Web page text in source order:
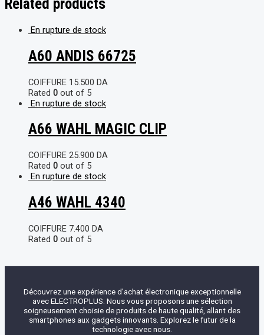
Related products
En rupture de stock
A60 ANDIS 66725
COIFFURE 15.500 DA
Rated 0 out of 5
En rupture de stock
A66 WAHL MAGIC CLIP
COIFFURE 25.900 DA
Rated 0 out of 5
En rupture de stock
A46 WAHL 4340
COIFFURE 7.400 DA
Rated 0 out of 5
Découvrez une expérience d'achat électronique exceptionnelle
avec ELECTROPLUS. Nous vous proposons une sélection
soigneusement choisie de produits de haute qualité, allant des
smartphones aux gadgets innovants. Explorez le futur de la
technologie avec nous.